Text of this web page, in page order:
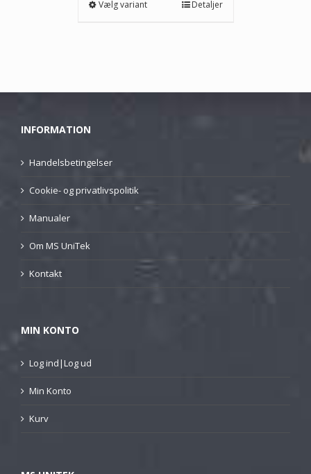
Vælg variant Detaljer
INFORMATION
Handelsbetingelser
Cookie- og privatlivspolitik
Manualer
Om MS UniTek
Kontakt
MIN KONTO
Log ind|Log ud
Min Konto
Kurv